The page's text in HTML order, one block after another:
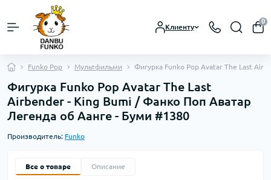
Клиенту
0
Funko Pop Мультфильми Фигурка Funko Pop Avatar The Last
Фигурка Funko Pop Avatar The Last
Airbender - King Bumi / Фанко Поп Аватар
Легенда об Аанге - Буми #1380
Производитель: Funko
Все о товаре Описание